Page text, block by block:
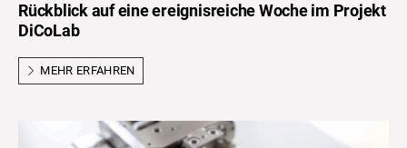
Rückblick auf eine ereignisreiche Woche im Projekt
DiCoLab
MEHR ERFAHREN